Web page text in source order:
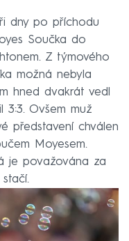
dny po příchodu
Součka do
Z týmového
možná nebyla
hned dvakrát vedl
Ovšem muž
představení chválen
Moyesem.
je považována za